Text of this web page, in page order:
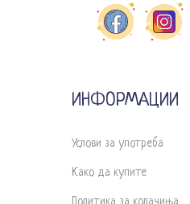
ИНФОРМАЦИИ
Услови за употреба
Како да купите
Политика за колачиња